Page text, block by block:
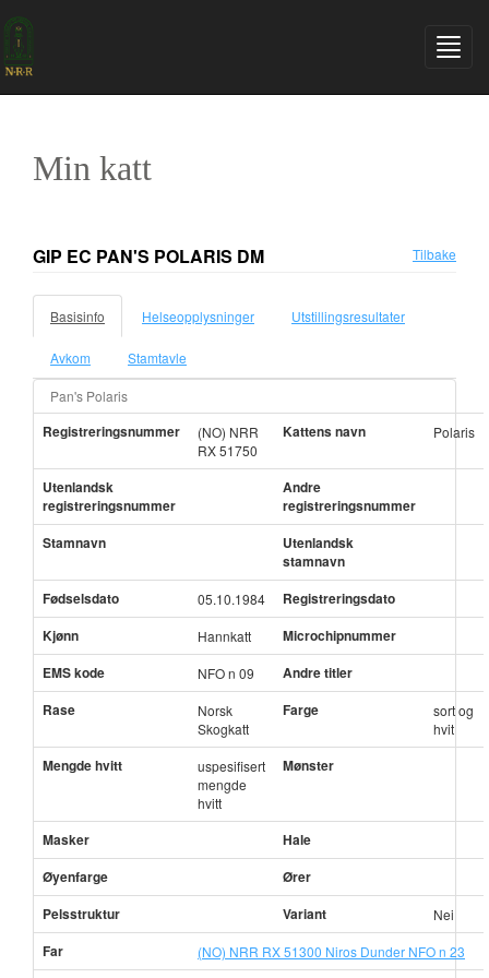
Min katt
GIP EC PAN'S POLARIS DM Tilbake
Basisinfo Helseopplysninger Utstillingsresultater
Avkom Stamtavle
Pan's Polaris
Registreringsnummer
(NO) NRR
RX 51750
Kattens navn Polaris
Utenlandsk
registreringsnummer
Andre
registreringsnummer
Stamnavn
Utenlandsk
stamnavn
Fødselsdato
05.10.1984
Registreringsdato
Kjønn
Hannkatt
Microchipnummer
EMS kode
NFO n 09
Andre titler
Rase
Norsk
Skogkatt
Farge
sort og
hvit
Mengde hvitt
uspesifisert
mengde
hvitt
Mønster
Masker
Hale
Øyenfarge
Ører
Pelsstruktur
Variant Nei
Far (NO) NRR RX 51300 Niros Dunder NFO n 23